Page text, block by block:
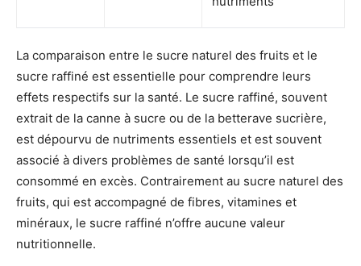
La comparaison entre le sucre naturel des fruits et le
sucre raffiné est essentielle pour comprendre leurs
effets respectifs sur la santé. Le sucre raffiné, souvent
extrait de la canne à sucre ou de la betterave sucrière,
est dépourvu de nutriments essentiels et est souvent
associé à divers problèmes de santé lorsqu’il est
consommé en excès. Contrairement au sucre naturel des
fruits, qui est accompagné de fibres, vitamines et
minéraux, le sucre raffiné n’offre aucune valeur
nutritionnelle.